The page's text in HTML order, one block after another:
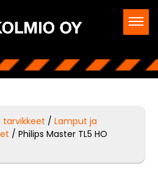
tarvikkeet /Lamput ja
/ Philips Master TL5 HO